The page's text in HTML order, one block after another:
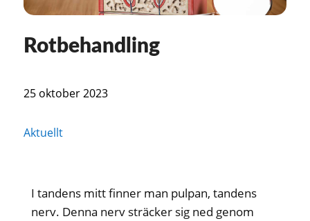
Rotbehandling
25 oktober 2023
Aktuellt
I tandens mitt finner man pulpan, tandens
nerv. Denna nerv sträcker sig ned genom